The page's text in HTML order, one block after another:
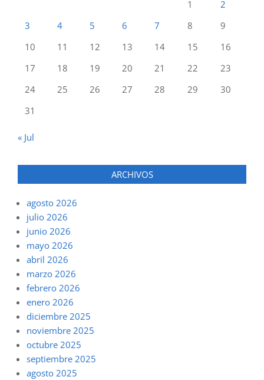
1
2
3
4 5 6 7 8
9
10
11 12 13 14 15
16
17
18 19 20 21 22
23
24
25 26 27 28 29
30
31
« Jul
ARCHIVOS
agosto 2026
julio 2026
junio 2026
mayo 2026
abril 2026
marzo 2026
febrero 2026
enero 2026
diciembre 2025
noviembre 2025
octubre 2025
septiembre 2025
agosto 2025